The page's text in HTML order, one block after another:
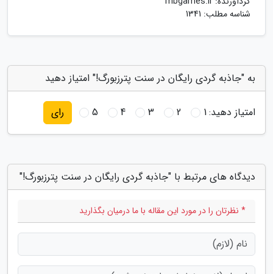
شناسه مطلب: 1341
به "جاذبه گردی رایگان در سنت پترزبورگ!" امتیاز دهید
امتیاز دهید:1
2
3
4
5 رای
دیدگاه های مرتبط با "جاذبه گردی رایگان در سنت پترزبورگ!"
* نظرتان را در مورد این مقاله با ما درمیان بگذارید